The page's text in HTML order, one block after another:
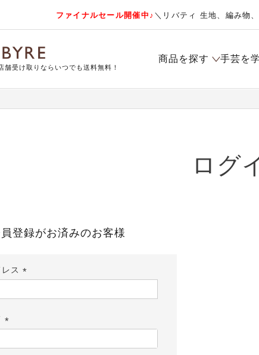
ファイナルセール開催中♪ ＼リバティ 生地、編み物
受け取りならいつでも送料無料！
商品を探す 手芸を
ログ
登録がお済みのお客様
ス
須)
須)